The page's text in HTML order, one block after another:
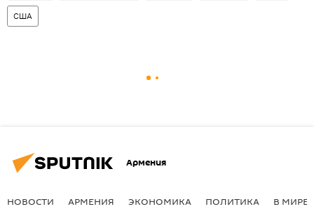
США
Армения
НОВОСТИ АРМЕНИЯ ЭКОНОМИКА ПОЛИТИКА В МИРЕ